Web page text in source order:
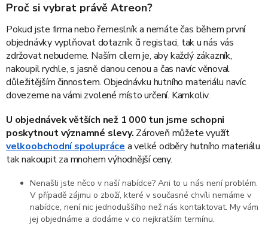
Proč si vybrat právě Atreon?
Pokud jste firma nebo řemeslník a nemáte čas během první
objednávky vyplňovat dotazník či registaci, tak u nás vás
zdržovat nebudeme. Naším cílem je, aby každý zákazník,
nakoupil rychle, s jasně danou cenou a čas navíc věnoval
důležitějším činnostem. Objednávku hutního materiálu navíc
dovezeme na vámi zvolené místo určení. Kamkoliv.
U objednávek větších než 1 000 tun jsme schopni
poskytnout významné slevy. Zároveň můžete využít
velkoobchodní spolupráce a velké odběry hutního materiálu
tak nakoupit za mnohem výhodnější ceny.
Nenašli jste něco v naší nabídce? Ani to u nás není problém.
V případě zájmu o zboží, které v současné chvíli nemáme v
nabídce, není nic jednoduššího než nás kontaktovat. My vám
jej objednáme a dodáme v co nejkratším termínu.